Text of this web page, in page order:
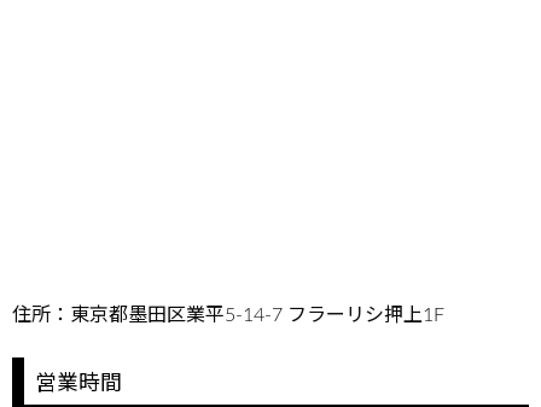
住所：東京都墨田区業平5-14-7 フラーリシ押上1F
営業時間